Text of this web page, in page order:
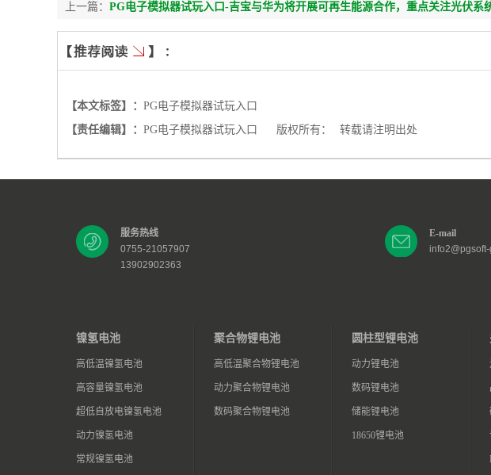
上一篇： PG电子模拟器试玩入口-吉宝与华为将开展可再生能源合作，重点关注光伏系
【本文标签】： PG电子模拟器试玩入口
【责任编辑】： PG电子模拟器试玩入口 版权所有： 转载请注明出处
服务热线
0755-21057907
13902902363
E-mail
镍氢电池
高低温镍氢电池
高容量镍氢电池
超低自放电镍氢电池
动力镍氢电池
常规镍氢电池
聚合物锂电池
高低温聚合物锂电池
动力聚合物锂电池
数码聚合物锂电池
圆柱型锂电池
动力锂电池
数码锂电池
储能锂电池
18650锂电池